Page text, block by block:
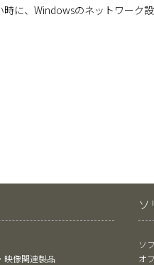
に、Windowsのネットワーク
映像関連製品
ソ
ソ
オ